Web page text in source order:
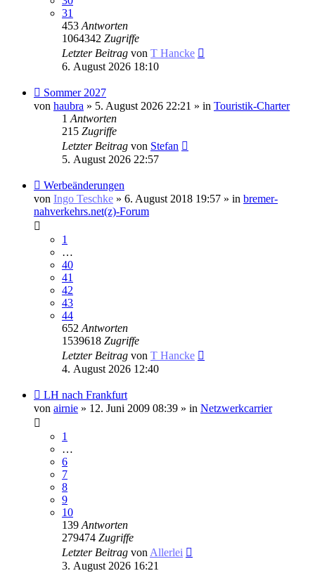
31
453 Antworten
1064342 Zugriffe
Letzter Beitrag von T Hancke
6. August 2026 18:10
Neuer
Beitrag
Sommer 2027
von haubra » 5. August 2026 22:21 » in Touristik-Charter
1 Antworten
215 Zugriffe
Letzter Beitrag von Stefan
5. August 2026 22:57
Neuer
Beitrag
Werbeänderungen
von Ingo Teschke » 6. August 2018 19:57 » in bremer-
nahverkehrs.net(z)-Forum
1
…
40
41
42
43
44
652 Antworten
1539618 Zugriffe
Letzter Beitrag von T Hancke
4. August 2026 12:40
Neuer
Beitrag
LH nach Frankfurt
von airnie » 12. Juni 2009 08:39 » in Netzwerkcarrier
1
…
6
7
8
9
10
139 Antworten
279474 Zugriffe
Letzter Beitrag von Allerlei
3. August 2026 16:21